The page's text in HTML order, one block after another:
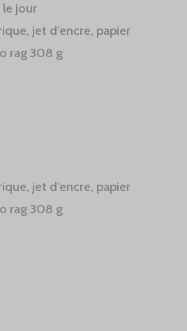
le jour
jet d’encre, papier
rag 308 g
jet d’encre, papier
rag 308 g